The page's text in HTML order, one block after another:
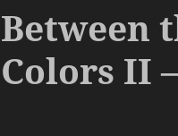
Between
Colors II